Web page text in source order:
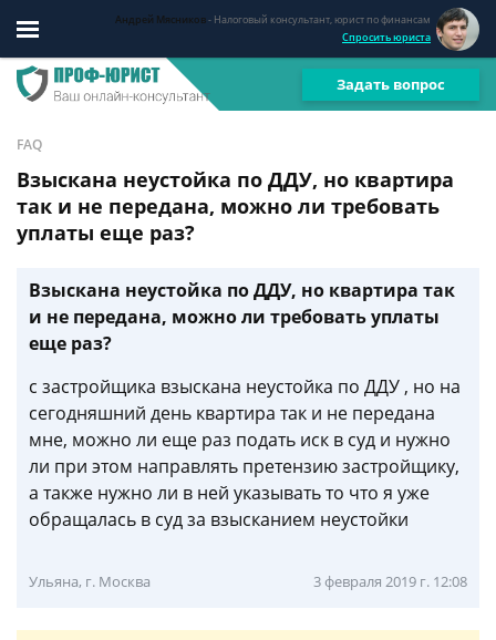
Андрей Мясников- Налоговый консультант, юрист по финансам
Спросить юриста
Задать вопрос
FAQ
Взыскана неустойка по ДДУ, но квартира
так и не передана, можно ли требовать
уплаты еще раз?
Взыскана неустойка по ДДУ, но квартира так
и не передана, можно ли требовать уплаты
еще раз?
с застройщика взыскана неустойка по ДДУ , но на
сегодняшний день квартира так и не передана
мне, можно ли еще раз подать иск в суд и нужно
ли при этом направлять претензию застройщику,
а также нужно ли в ней указывать то что я уже
обращалась в суд за взысканием неустойки
Ульяна, г. Москва 3 февраля 2019 г. 12:08